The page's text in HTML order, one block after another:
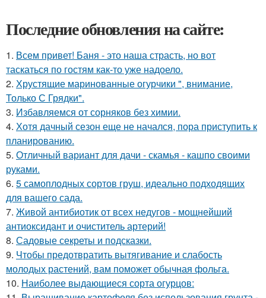
Последние обновления на сайте:
1. Всем привет! Баня - это наша страсть, но вот
таскаться по гостям как-то уже надоело.
2. Хрустящие маринованные огурчики ", внимание,
Только С Грядки".
3. Избавляемся от сорняков без химии.
4. Хотя дачный сезон еще не начался, пора приступить к
планированию.
5. Отличный вариант для дачи - скамья - кашпо своими
руками.
6. 5 самоплодных сортов груш, идеально подходящих
для вашего сада.
7. Живой антибиотик от всех недугов - мощнейший
антиоксидант и очиститель артерий!
8. Садовые секреты и подсказки.
9. Чтобы предотвратить вытягивание и слабость
молодых растений, вам поможет обычная фольга.
10. Наиболее выдающиеся сорта огурцов: